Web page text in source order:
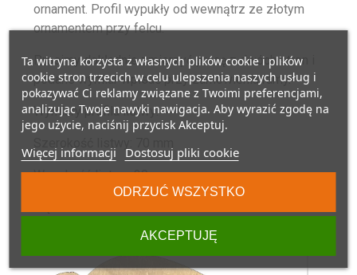
ornament. Profil wypukły od wewnątrz ze złotym
ornamentem przy felcu.
Prosimy dokładnie zmierzyć pracę z dwóch stron i
podane wymiar wpisać przy zamówieniu ramy.
Wymiary profilu listwy:
Wysokość listwy: 30 mm
Ta witryna korzysta z własnych plików cookie i plików
cookie stron trzecich w celu ulepszenia naszych usług i
pokazywać Ci reklamy związane z Twoimi preferencjami,
analizując Twoje nawyki nawigacja. Aby wyrazić zgodę na
jego użycie, naciśnij przycisk Akceptuj.
Więcej informacji Dostosuj pliki cookie
ODRZUĆ WSZYSTKO
AKCEPTUJĘ